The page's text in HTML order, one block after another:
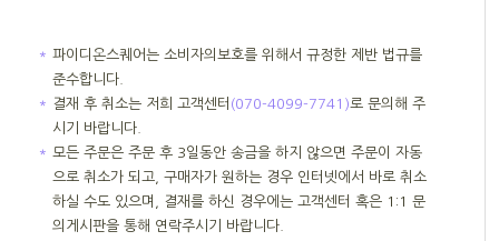
＊ 파이디온스퀘어는 소비자의보호를 위해서 규정한 제반 법규를
준수합니다.
＊ 결재 후 취소는 저희 고객센터 (070-4099-7741) 로 문의해 주
시기 바랍니다.
＊
모든 주문은 주문 후 3일동안 송금을 하지 않으면 주문이 자동
으로 취소가 되고, 구매자가 원하는 경우 인터넷에서 바로 취소
하실 수도 있으며, 결재를 하신 경우에는 고객센터 혹은 1:1 문
의게시판을 통해 연락주시기 바랍니다.